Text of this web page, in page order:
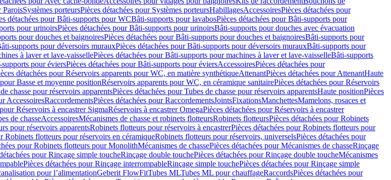
ParoisSystèmes porteursPièces détachées pour Systèmes porteursHabillagesAccessoiresPièces détachées pour
détachées pour Bâti-supports pour WCBâti-supports pour lavabosPièces détachées pour Bâti-supports pour
pour urinoirsPièces détachées pour Bâti-supports pour urinoirsBâti-supports pour douches avec évacuation
pour douches et baignoiresPièces détachées pour Bâti-supports pour douches et baignoiresBâti-supports pour
supports pour déversoirs murauxPièces détachées pour Bâti-supports pour déversoirs murauxBâti-supports pour
à laver et lave-vaissellePièces détachées pour Bâti-supports pour machines à laver et lave-vaisselleBâti-supports
pour éviersPièces détachées pour Bâti-supports pour éviersAccessoiresPièces détachées pour
détachées pour Réservoirs apparents pour WC, en matière synthétiqueAttenantPièces détachées pour AttenantHaute
Basse et moyenne positionRéservoirs apparents pour WC, en céramique sanitairePièces détachées pour Réservoirs
chasse pour réservoirs apparentsPièces détachées pour Tubes de chasse pour réservoirs apparentsHaute positionPièces
AccessoiresRaccordementsPièces détachées pour RaccordementsJointsFixationsManchettesMamelons, rosaces et
Réservoirs à encastrer SigmaRéservoirs à encastrer OmegaPièces détachées pour Réservoirs à encastrer
de chasseAccessoiresMécanismes de chasse et robinets flotteursRobinets flotteursPièces détachées pour Robinets
pour réservoirs apparentsRobinets flotteurs pour réservoirs à encastrerPièces détachées pour Robinets flotteurs pour
Robinets flotteurs pour réservoirs en céramiqueRobinets flotteurs pour réservoirs, universelsPièces détachées pour
pour Robinets flotteurs pour MonolithMécanismes de chassePièces détachées pour Mécanismes de chasseRinçage
pour Rinçage simple toucheRinçage double touchePièces détachées pour Rinçage double toucheMécanismes
Pièces détachées pour Rinçage interrompableRinçage simple touchePièces détachées pour Rinçage simple
pour l’alimentationGeberit FlowFitTubes MLTubes ML pour chauffageRaccordsPièces détachées pour